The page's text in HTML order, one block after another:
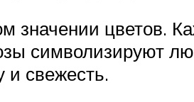
значении цветов.
символизируют
и свежесть.